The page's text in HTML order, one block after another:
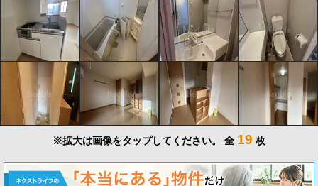
※拡大は画像をタップしてください。 全 19 枚